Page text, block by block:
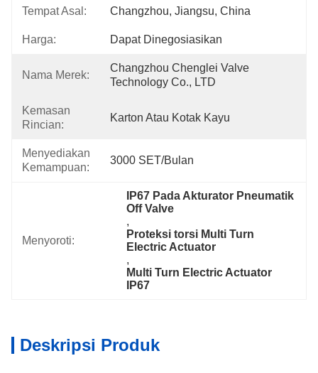
Tempat Asal: Changzhou, Jiangsu, China
Harga: Dapat Dinegosiasikan
Nama Merek:
Changzhou Chenglei Valve
Technology Co., LTD
Kemasan
Rincian:
Karton Atau Kotak Kayu
Menyediakan
Kemampuan:
3000 SET/Bulan
Menyoroti:
IP67 Pada Akturator Pneumatik
Off Valve
,
Proteksi torsi Multi Turn
Electric Actuator
,
Multi Turn Electric Actuator
IP67
Deskripsi Produk